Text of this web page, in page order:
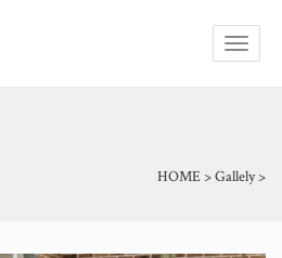
HOME >Gallely>